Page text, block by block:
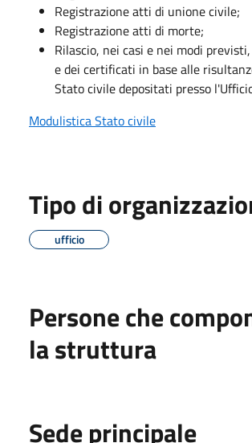
Registrazione atti di unione civile;
Registrazione atti di morte;
Rilascio, nei casi e nei modi
e dei certificati in base alle
Stato civile depositati presso
Modulistica Stato civile
Tipo di
ufficio
Persone che
la struttura
Sede principale